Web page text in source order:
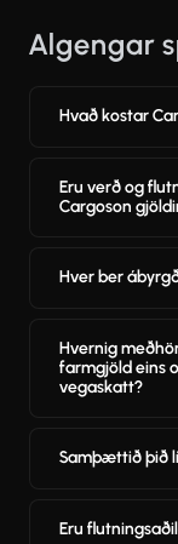
Algengar
Hvað kostar
Eru verð og
Cargoson
Hver ber
Hvernig
farmgjöld eins
vegaskatt?
Samþættið þið
Eru